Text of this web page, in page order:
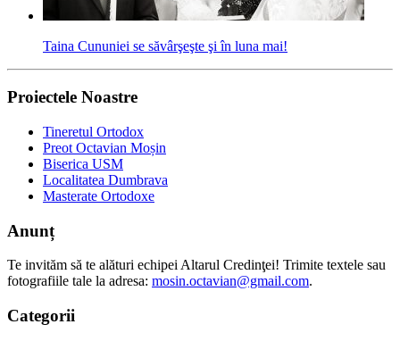
Taina Cununiei se săvârşeşte şi în luna mai!
Proiectele Noastre
Tineretul Ortodox
Preot Octavian Moșin
Biserica USM
Localitatea Dumbrava
Masterate Ortodoxe
Anunț
Te invităm să te alături echipei Altarul Credinţei! Trimite textele sau
fotografiile tale la adresa: mosin.octavian@gmail.com.
Categorii